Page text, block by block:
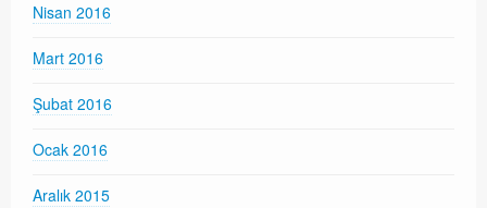
Nisan 2016
Mart 2016
Şubat 2016
Ocak 2016
Aralık 2015